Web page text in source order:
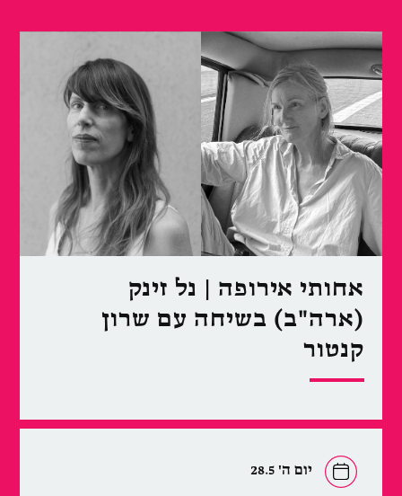
אחותי אירופה | נל זינק
(ארה"ב) בשיחה עם שרון
קנטור
יום ה' 28.5